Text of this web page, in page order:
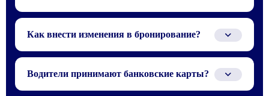
Как внести изменения в бронирование?
Для того что бы внести изменения в заказ,
свяжитесь с нами по телефону или электронной
почте, которые указаны в бронирование.
Водители принимают банковские карты?